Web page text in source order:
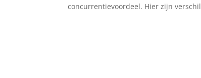
concurrentievoordeel. Hier zijn